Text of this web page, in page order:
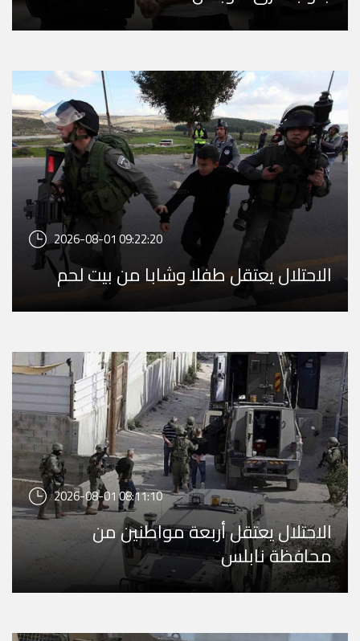
2026-08-01 09:22:20
الاحتلال يعتقل طفلا وشابا من بيت لحم
2026-08-01 08:11:10
الاحتلال يعتقل أربعة مواطنين من
محافظة نابلس